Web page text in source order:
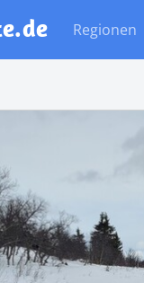
Regionen